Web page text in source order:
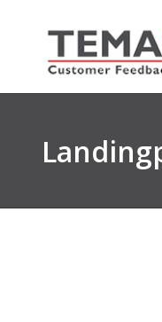
springen